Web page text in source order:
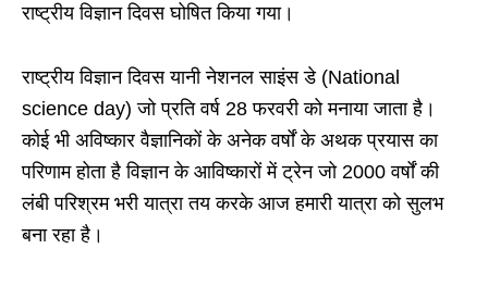
राष्ट्रीय विज्ञान दिवस घोषित किया गया।
राष्ट्रीय विज्ञान दिवस यानी नेशनल साइंस डे (National
science day) जो प्रति वर्ष 28 फरवरी को मनाया जाता है।
कोई भी अविष्कार वैज्ञानिकों के अनेक वर्षों के अथक प्रयास का
परिणाम होता है विज्ञान के आविष्कारों में ट्रेन जो 2000 वर्षों की
लंबी परिश्रम भरी यात्रा तय करके आज हमारी यात्रा को सुलभ
बना रहा है।